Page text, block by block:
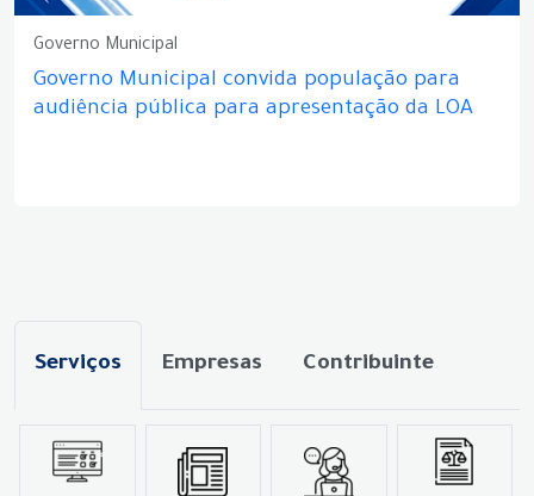
Governo Municipal
Governo Municipal convida população para
audiência pública para apresentação da LOA
Serviços Empresas Contribuinte